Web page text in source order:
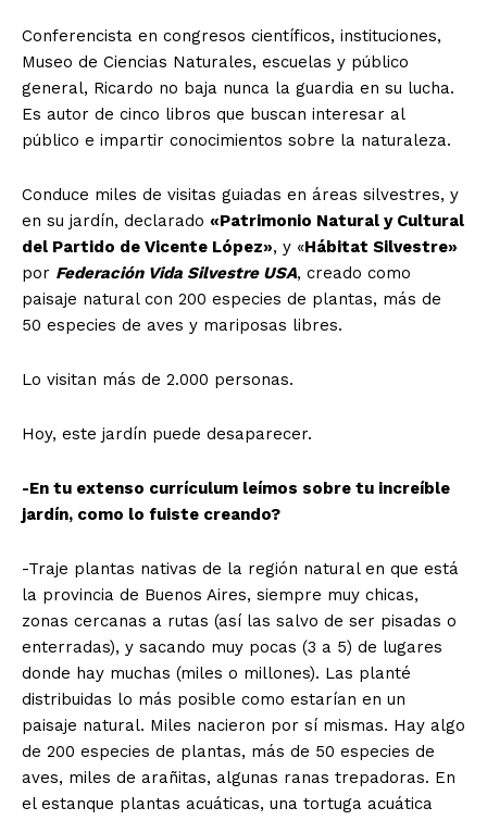
Conferencista en congresos científicos, instituciones,
Museo de Ciencias Naturales, escuelas y público
general, Ricardo no baja nunca la guardia en su lucha.
Es autor de cinco libros que buscan interesar al
público e impartir conocimientos sobre la naturaleza.
Conduce miles de visitas guiadas en áreas silvestres, y
en su jardín, declarado «Patrimonio Natural y Cultural
del Partido de Vicente López», y «Hábitat Silvestre»
por Federación Vida Silvestre USA, creado como
paisaje natural con 200 especies de plantas, más de
50 especies de aves y mariposas libres.
Lo visitan más de 2.000 personas.
Hoy, este jardín puede desaparecer.
-En tu extenso currículum leímos sobre tu increíble
jardín, como lo fuiste creando?
-Traje plantas nativas de la región natural en que está
la provincia de Buenos Aires, siempre muy chicas,
zonas cercanas a rutas (así las salvo de ser pisadas o
enterradas), y sacando muy pocas (3 a 5) de lugares
donde hay muchas (miles o millones). Las planté
distribuidas lo más posible como estarían en un
paisaje natural. Miles nacieron por sí mismas. Hay algo
de 200 especies de plantas, más de 50 especies de
aves, miles de arañitas, algunas ranas trepadoras. En
el estanque plantas acuáticas, una tortuga acuática